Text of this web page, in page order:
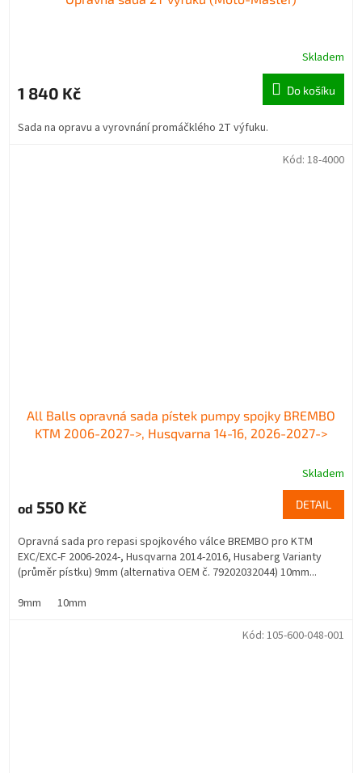
Skladem
1 840 Kč Do košíku
Sada na opravu a vyrovnání promáčklého 2T výfuku.
All Balls opravná sada pístek pumpy spojky BREMBO
KTM 2006-2027->, Husqvarna 14-16, 2026-2027->
Skladem
od 550 Kč DETAIL
Opravná sada pro repasi spojkového válce BREMBO pro KTM
EXC/EXC-F 2006-2024-, Husqvarna 2014-2016, Husaberg Varianty
(průměr pístku) 9mm (alternativa OEM č. 79202032044) 10mm...
9mm
10mm
Kód: 18-4000
Kód: 105-600-048-001